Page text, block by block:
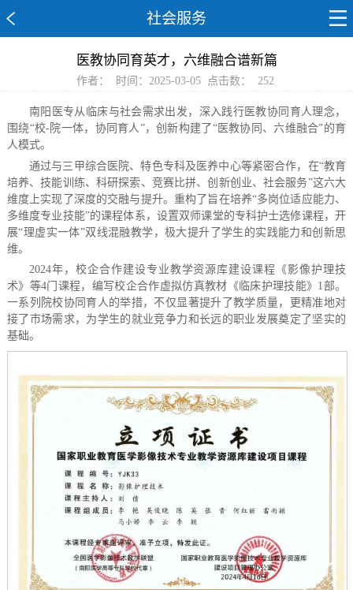
社会服务
医教协同育英才，六维融合谱新篇
作者： 时间：2025-03-05 点击数： 252
南阳医专从临床与社会需求出发，深入践行医教协同育人理念，
围绕“校-院一体，协同育人”，创新构建了“医教协同、六维融合”的育
人模式。
通过与三甲综合医院、特色专科及医养中心等紧密合作，在“教育
培养、技能训练、科研探索、竞赛比拼、创新创业、社会服务”这六大
维度上实现了深度的交融与提升。重构了旨在培养“多岗位适应能力、
多维度专业技能”的课程体系，设置双师课堂的专科护士选修课程，开
展“理虚实一体”双线混融教学，极大提升了学生的实践能力和创新思
维。
2024年，校企合作建设专业教学资源库建设课程《影像护理技
术》等4门课程，编写校企合作虚拟仿真教材《临床护理技能》1部。
一系列院校协同育人的举措，不仅显著提升了教学质量，更精准地对
接了市场需求，为学生的就业竞争力和长远的职业发展奠定了坚实的
基础。